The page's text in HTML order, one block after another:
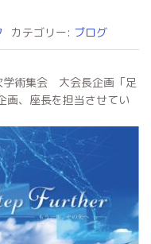
カテゴリー: ブログ
学術集会 大会長企画「足
画、座長を担当させてい